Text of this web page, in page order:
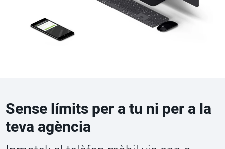
Sense límits per a tu ni per a la
teva agència